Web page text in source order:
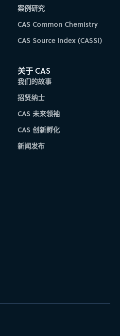
案例研究
CAS Common Chemistry
CAS Source Index (CASSI)
关于 CAS
我们的故事
招贤纳士
CAS 未来领袖
CAS 创新孵化
新闻发布